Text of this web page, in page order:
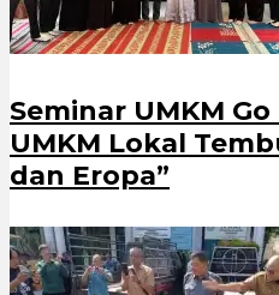
Seminar UMKM
UMKM Lokal
dan Eropa”